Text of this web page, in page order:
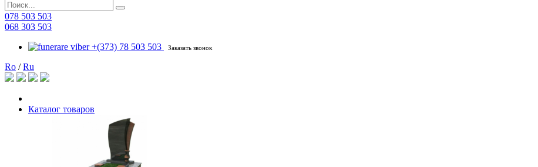
078 503 503
068 303 503
+(373) 78 503 503
Заказать звонок
Ro /Ru
Каталог товаров